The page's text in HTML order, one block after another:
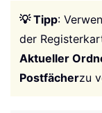
💡 Tipp:
der
Aktueller
Postfächerzu